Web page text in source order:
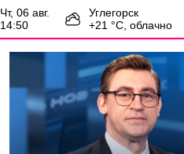
чт, 06 авг.
14:50
Углегорск
+21 °С, облачно